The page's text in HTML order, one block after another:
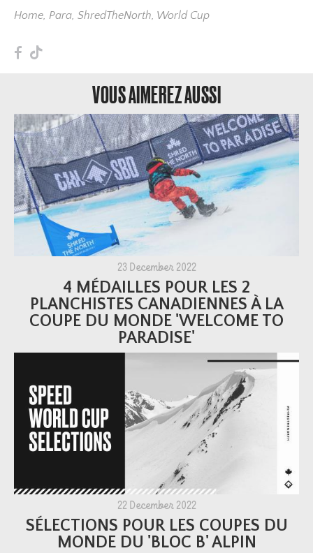
Home,Para,ShredTheNorth, World Cup
F T
VOUS AIMEREZ AUSSI
23 December 2022
4 MÉDAILLES POUR LES 2
PLANCHISTES CANADIENNES À LA
COUPE DU MONDE 'WELCOME TO
PARADISE'
22 December 2022
SÉLECTIONS POUR LES COUPES DU
MONDE DU 'BLOC B' ALPIN